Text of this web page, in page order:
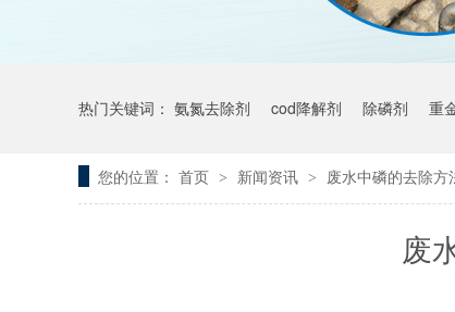
热门关键词： 氨氮去除剂 cod降解剂 除磷剂 重
您的位置： 首页 > 新闻资讯 > 废水中磷的去除方
废